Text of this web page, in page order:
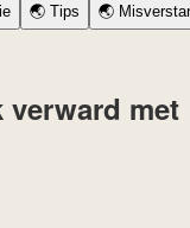
🌏 Tips 🌏
verward met